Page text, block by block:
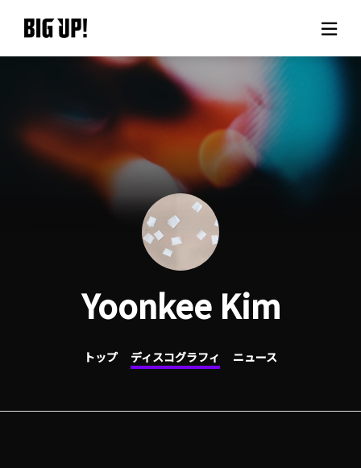
BIG UP!について
ニュース
料金プラン
サポート
ご利用の流れ
よくある質問
Yoonkee Kim
トップ ディスコグラフィ ニュース